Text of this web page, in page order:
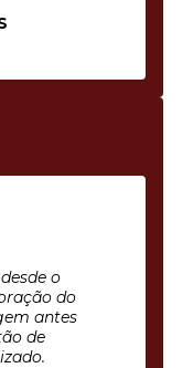
o
do
antes
de